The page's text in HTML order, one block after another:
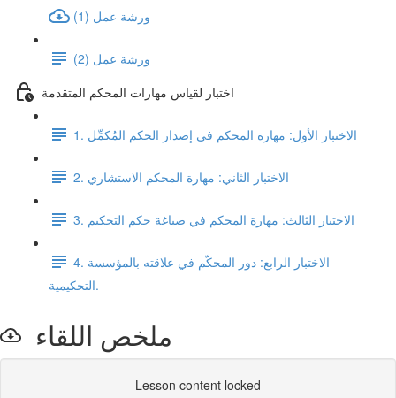
ورشة عمل (1)
ورشة عمل (2)
اختبار لقياس مهارات المحكم المتقدمة
1. الاختبار الأول: مهارة المحكم في إصدار الحكم المُكمِّل
2. الاختبار الثاني: مهارة المحكم الاستشاري
3. الاختبار الثالث: مهارة المحكم في صياغة حكم التحكيم
4. الاختبار الرابع: دور المحكّم في علاقته بالمؤسسة
التحكيمية.
ملخص اللقاء
Lesson content locked